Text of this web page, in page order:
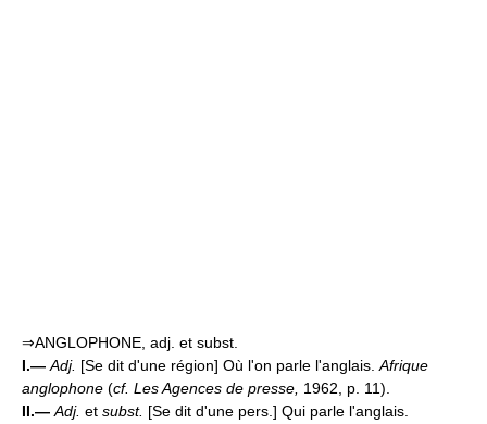
⇒ANGLOPHONE, adj. et subst.
I.— Adj. [Se dit d'une région] Où l'on parle l'anglais. Afrique
anglophone (cf. Les Agences de presse, 1962, p. 11).
II.— Adj. et subst. [Se dit d'une pers.] Qui parle l'anglais.